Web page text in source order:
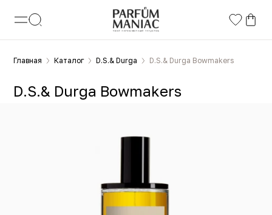
Главная Каталог D.S.& Durga D.S.& Durga Bowmakers
D.S.& Durga Bowmakers